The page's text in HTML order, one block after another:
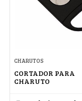
CHARUTOS
CORTADOR PARA
CHARUTO